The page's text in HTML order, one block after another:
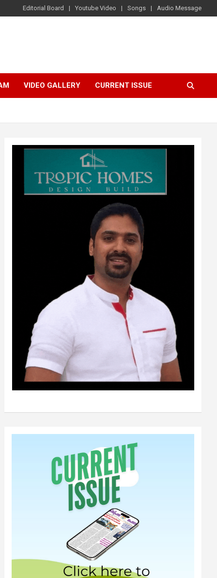
Editorial Board Youtube Video Songs Audio Message
VIDEO GALLERY CURRENT ISSUE